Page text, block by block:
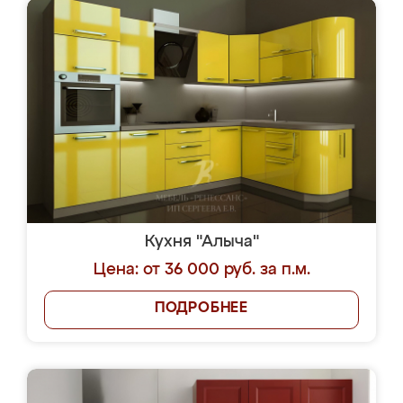
Кухня "Алыча"
Цена: от 36 000 руб. за п.м.
ПОДРОБНЕЕ